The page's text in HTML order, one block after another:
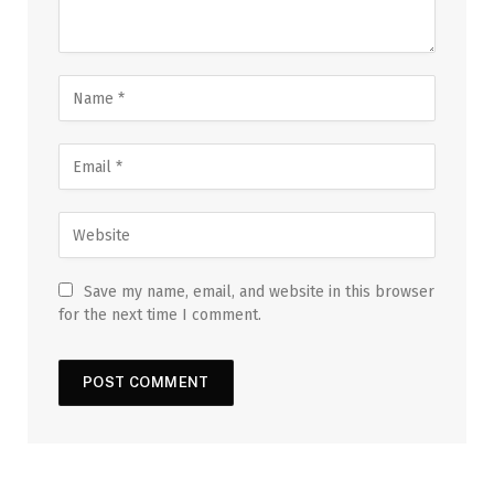
Save my name, email, and website in this browser
for the next time I comment.